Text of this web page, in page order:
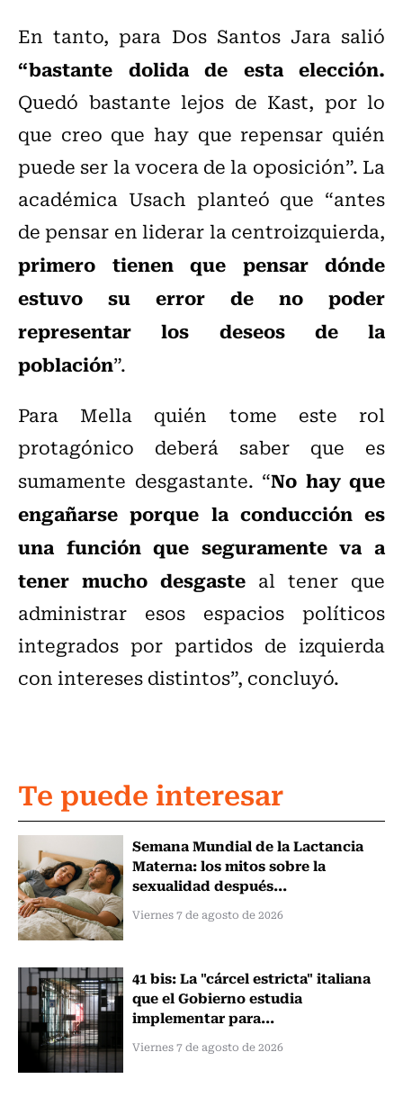
En tanto, para Dos Santos Jara salió
“bastante dolida de esta elección.
Quedó bastante lejos de Kast, por lo
que creo que hay que repensar quién
puede ser la vocera de la oposición”. La
académica Usach planteó que “antes
de pensar en liderar la centroizquierda,
primero tienen que pensar dónde
estuvo su error de no poder
representar los deseos de la
población”.
Para Mella quién tome este rol
protagónico deberá saber que es
sumamente desgastante. “No hay que
engañarse porque la conducción es
una función que seguramente va a
tener mucho desgaste al tener que
administrar esos espacios políticos
integrados por partidos de izquierda
con intereses distintos”, concluyó.
Te puede interesar
Semana Mundial de la Lactancia
Materna: los mitos sobre la
sexualidad después...
Viernes 7 de agosto de 2026
41 bis: La "cárcel estricta" italiana
que el Gobierno estudia
implementar para...
Viernes 7 de agosto de 2026